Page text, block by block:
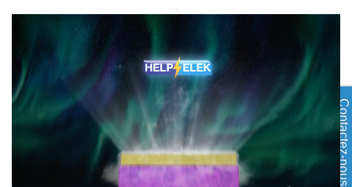
Contactez-nous